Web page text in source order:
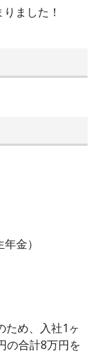
ました！
金）
ため、入社1ヶ
の合計8万円を